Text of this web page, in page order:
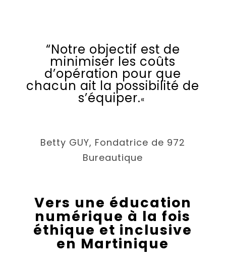
“Notre objectif est de
minimiser les coûts
d’opération pour que
chacun ait la possibilité de
s’équiper.«
Betty GUY, Fondatrice de 972
Bureautique
Vers une éducation
numérique à la fois
éthique et inclusive
en Martinique